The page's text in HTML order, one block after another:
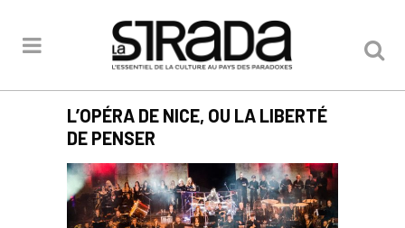
L’OPÉRA DE NICE, OU LA LIBERTÉ
DE PENSER